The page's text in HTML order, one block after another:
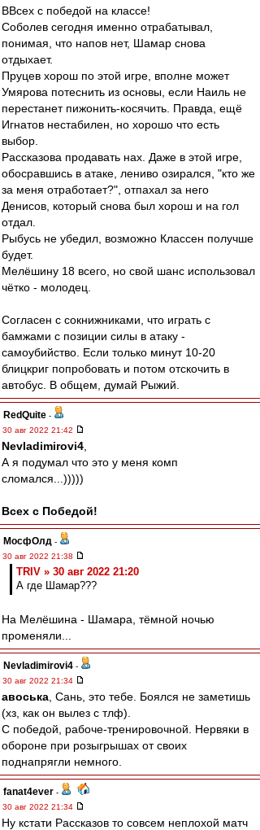
ВВсех с победой на классе!
Соболев сегодня именно отрабатывал,
понимая, что напов нет, Шамар снова
отдыхает.
Пруцев хорош по этой игре, вполне может
Умярова потеснить из основы, если Наиль не
перестанет пижонить-косячить. Правда, ещё
Игнатов нестабилен, но хорошо что есть
выбор.
Рассказова продавать нах. Даже в этой игре,
обосравшись в атаке, лениво озирался, "кто же
за меня отработает?", отпахал за него
Денисов, который снова был хорош и на гол
отдал.
Рыбусь не убедил, возможно Классен получше
будет.
Мелёшину 18 всего, но свой шанс использовал
чётко - молодец.
Согласен с сокнижниками, что играть с
бамжами с позиции силы в атаку -
самоубийство. Если только минут 10-20
блицкриг попробовать и потом отскочить в
автобус. В общем, думай Рыжий.
RedQuite -
30 авг 2022 21:42
Nevladimirovi4
А я подумал что это у меня комп
сломался...)))))
Всех с Победой!
МосфОлд -
30 авг 2022 21:38
TRIV » 30 авг 2022 21:20
А где Шамар???
На Мелёшина - Шамара, тёмной ночью
променяли...
Nevladimirovi4 -
30 авг 2022 21:34
авоська , Сань, это тебе. Боялся не заметишь
(хз, как он вылез с тлф).
С победой, рабоче-тренировочной. Нервяки в
обороне при розыгрышах от своих
поднапрягли немного.
fanat4ever -
30 авг 2022 21:34
Ну кстати Рассказов то совсем неплохой матч